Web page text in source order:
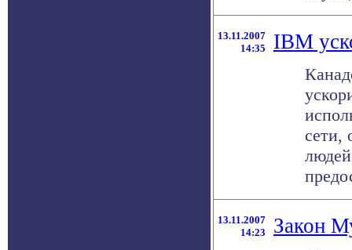
13.11.2007
14:35
IBM
сети,
13.11.2007
14:23
Закон